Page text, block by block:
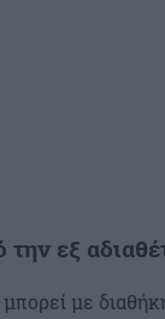
εξ
με